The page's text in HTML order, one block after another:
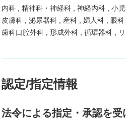
内科 精神科・神経科 神経内科 小
皮膚科
泌尿器科 産科 婦人科 眼科
歯科口腔外科
形成外科 循環器科
認定/指定情報
法令による指定・承認を受